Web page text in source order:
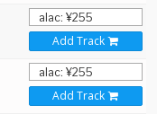
Add Track
Add Track